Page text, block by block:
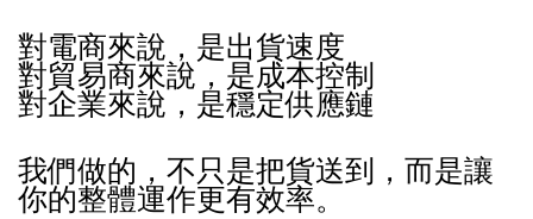
對電商來說，是出貨速度
對貿易商來說，是成本控制
對企業來說，是穩定供應鏈
我們做的，不只是把貨送到，而是讓
你的整體運作更有效率。